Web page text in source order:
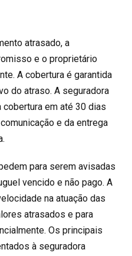
atrasado, a
e o proprietário
A cobertura é garantida
do atraso. A seguradora
em até 30 dias
e da entrega
para serem avisadas
vencido e não pago. A
na atuação das
atrasados e para
Os principais
à seguradora